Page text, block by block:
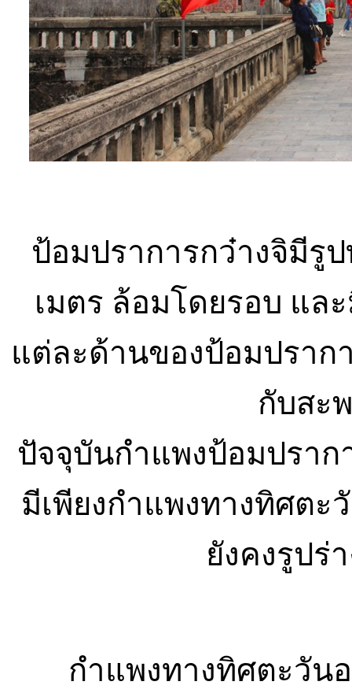
ป้อมปราการกว๋างจิมีรู
เมตร ล้อมโดยรอบ แ
แต่ละด้านของป้อมปราก
กับสะ
ปัจจุบันกำแพงป้อมปราก
มีเพียงกำแพงทางทิศต
ยังคงรูปร่
กำแพงทางทิศตะวัน